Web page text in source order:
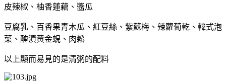
皮辣椒、柚香蓮藕、醬瓜
豆腐乳、百香果青木瓜、紅豆絲、紫蘇梅、辣蘿蔔乾、韓式泡
菜、醃漬黃金蜆、肉鬆
以上顯而易見的是清粥的配料